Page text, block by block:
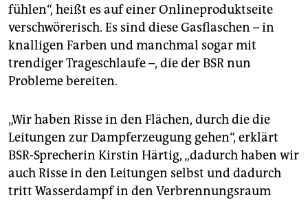
fühlen“, heißt es auf einer Onlineproduktseite
verschwörerisch. Es sind diese Gasflaschen – in
knalligen Farben und manchmal sogar mit
trendiger Trageschlaufe –, die der BSR nun
Probleme bereiten.
„Wir haben Risse in den Flächen, durch die die
Leitungen zur Dampferzeugung gehen“, erklärt
BSR-Sprecherin Kirstin Härtig, „dadurch haben wir
auch Risse in den Leitungen selbst und dadurch
tritt Wasserdampf in den Verbrennungsraum